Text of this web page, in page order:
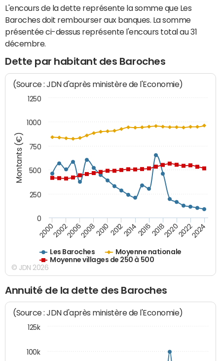
L'encours de la dette représente la somme que Les
Baroches doit rembourser aux banques. La somme
présentée ci-dessus représente l'encours total au 31
décembre.
Dette par habitant des Baroches
Montants (€)
(Source : JDN d'après ministère de l'Economie)
Les Baroches
Moyenne nationale
Moyenne villages de 250 à 500
200020022006200820102012201420162018202020222024
0
250
500
750
1000
1250
© JDN 2026
Annuité de la dette des Baroches
(Source : JDN d'après ministère de l'Economie)
100k
125k